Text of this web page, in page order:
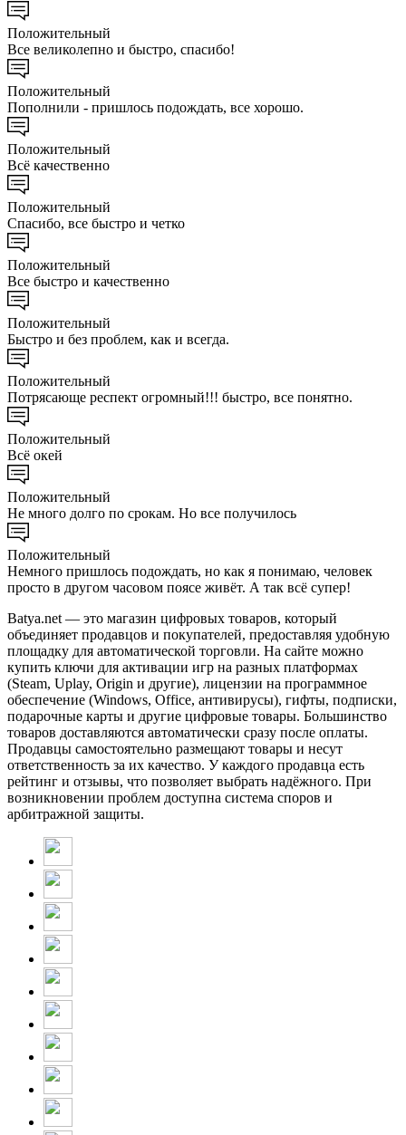
Положительный
Все великолепно и быстро, спасибо!
Положительный
Пополнили - пришлось подождать, все хорошо.
Положительный
Всё качественно
Положительный
Спасибо, все быстро и четко
Положительный
Все быстро и качественно
Положительный
Быстро и без проблем, как и всегда.
Положительный
Потрясающе респект огромный!!! быстро, все понятно.
Положительный
Всё окей
Положительный
Не много долго по срокам. Но все получилось
Положительный
Немного пришлось подождать, но как я понимаю, человек
просто в другом часовом поясе живёт. А так всё супер!
Batya.net — это магазин цифровых товаров, который
объединяет продавцов и покупателей, предоставляя удобную
площадку для автоматической торговли. На сайте можно
купить ключи для активации игр на разных платформах
(Steam, Uplay, Origin и другие), лицензии на программное
обеспечение (Windows, Office, антивирусы), гифты, подписки,
подарочные карты и другие цифровые товары. Большинство
товаров доставляются автоматически сразу после оплаты.
Продавцы самостоятельно размещают товары и несут
ответственность за их качество. У каждого продавца есть
рейтинг и отзывы, что позволяет выбрать надёжного. При
возникновении проблем доступна система споров и
арбитражной защиты.